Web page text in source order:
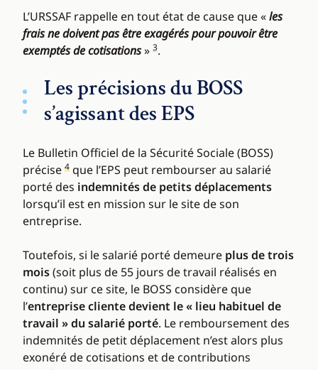
L’URSSAF rappelle en tout état de cause que «les
frais ne doivent pas être exagérés pour pouvoir être
exemptés de cotisations» 3.
Les précisions du BOSS
s’agissant des EPS
Le Bulletin Officiel de la Sécurité Sociale (BOSS)
précise 4 que l’EPS peut rembourser au salarié
porté des indemnités de petits déplacements
lorsqu’il est en mission sur le site de son
entreprise.
Toutefois, si le salarié porté demeure plus de trois
mois(soit plus de 55 jours de travail réalisés en
continu) sur ce site, le BOSS considère que
l’entreprise cliente devient le « lieu habituel de
travail » du salarié porté. Le remboursement des
indemnités de petit déplacement n’est alors plus
exonéré de cotisations et de contributions